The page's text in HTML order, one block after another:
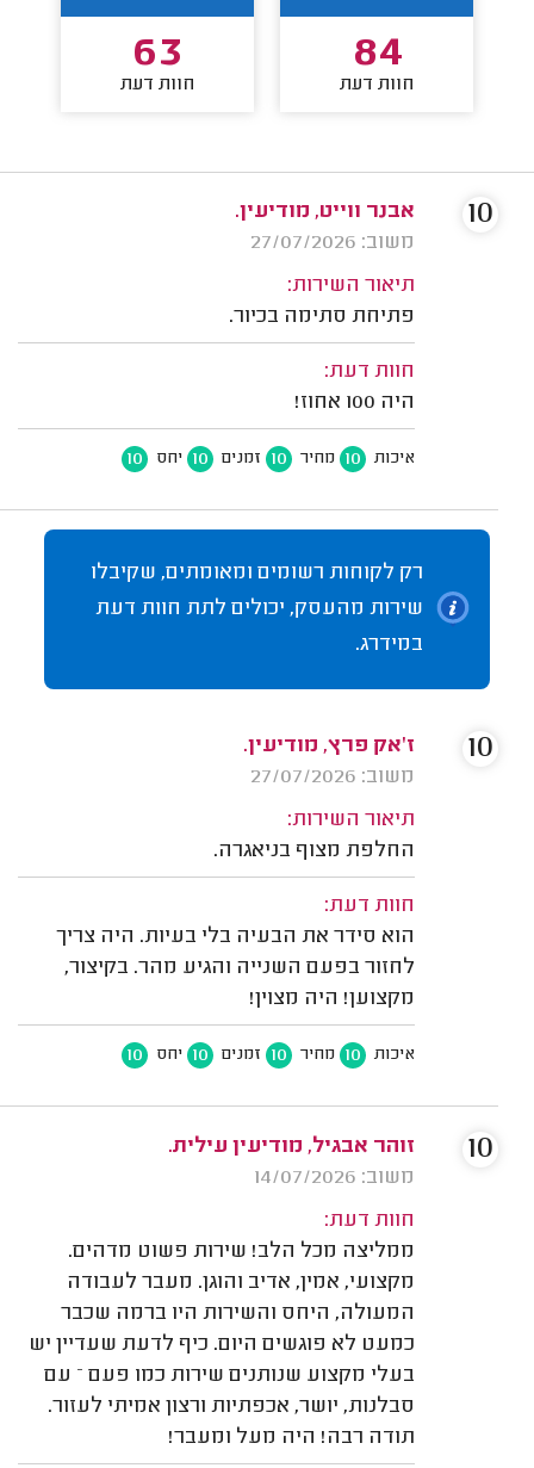
84
חוות דעת
63
חוות דעת
אבנר ווייט, מודיעין.
משוב: 27/07/2026
תיאור השירות:
פתיחת סתימה בכיור.
חוות דעת:
היה 100 אחוז!
איכות 10 מחיר 10 זמנים 10 יחס 10
10
רק לקוחות רשומים ומאומתים, שקיבלו
שירות מהעסק, יכולים לתת חוות דעת
במידרג.
ז'אק פרץ, מודיעין.
משוב: 27/07/2026
תיאור השירות:
החלפת מצוף בניאגרה.
חוות דעת:
הוא סידר את הבעיה בלי בעיות. היה צריך
לחזור בפעם השנייה והגיע מהר. בקיצור,
מקצוען! היה מצוין!
איכות 10 מחיר 10 זמנים 10 יחס 10
10
זוהר אבגיל, מודיעין עילית.
משוב: 14/07/2026
חוות דעת:
ממליצה מכל הלב! שירות פשוט מדהים.
מקצועי, אמין, אדיב והוגן. מעבר לעבודה
המעולה, היחס והשירות היו ברמה שכבר
כמעט לא פוגשים היום. כיף לדעת שעדיין יש
בעלי מקצוע שנותנים שירות כמו פעם – עם
סבלנות, יושר, אכפתיות ורצון אמיתי לעזור.
תודה רבה! היה מעל ומעבר!
10